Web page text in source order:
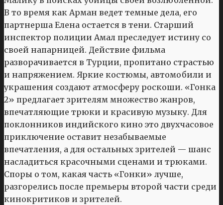
В то время как Арман ведет темные дела, его
партнерша Елена остается в тени. Старший
инспектор полиции Амал преследует истину со
своей напарницей. Действие фильма
разворачивается в Турции, пропитано страстью
и напряжением. Яркие костюмы, автомобили и
украшения создают атмосферу роскоши. «Гонка
2» предлагает зрителям множество жанров,
впечатляющие трюки и красивую музыку. Для
поклонников индийского кино это двухчасовое
приключение оставит незабываемые
впечатления, а для остальных зрителей — шанс
насладиться красочными сценами и трюками.
Споры о том, какая часть «Гонки» лучше,
разгорелись после премьеры второй части среди
кинокритиков и зрителей.